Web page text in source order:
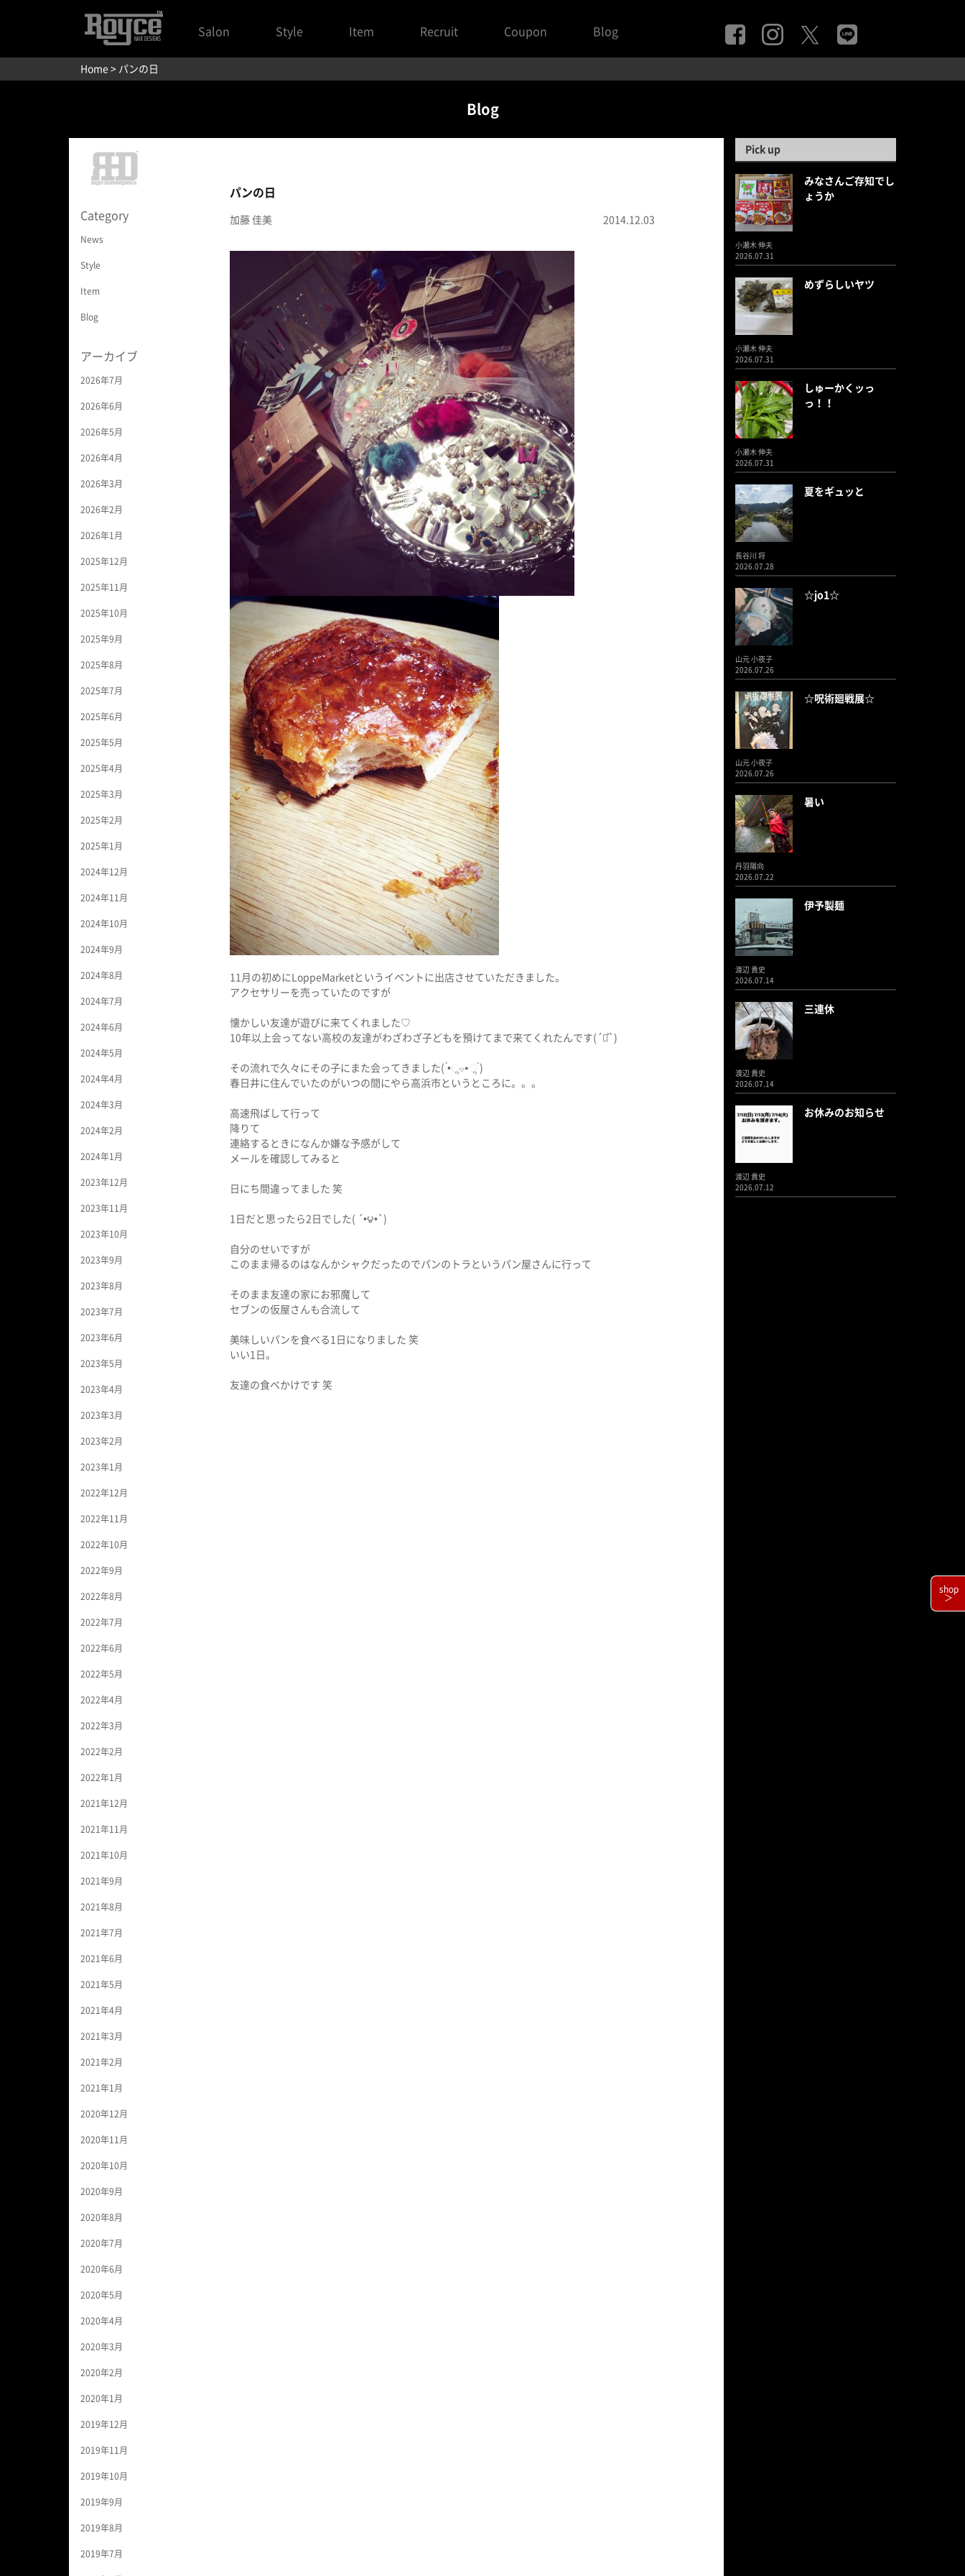
Salon Style Item Recruit Coupon Blog
Home > パンの日
Blog
Category
News
Style
Item
Blog
アーカイブ
2026年7月
2026年6月
2026年5月
2026年4月
2026年3月
2026年2月
2026年1月
2025年12月
2025年11月
2025年10月
2025年9月
2025年8月
2025年7月
2025年6月
2025年5月
2025年4月
2025年3月
2025年2月
2025年1月
2024年12月
2024年11月
2024年10月
2024年9月
2024年8月
2024年7月
2024年6月
2024年5月
2024年4月
2024年3月
2024年2月
2024年1月
2023年12月
2023年11月
2023年10月
2023年9月
2023年8月
2023年7月
2023年6月
2023年5月
2023年4月
2023年3月
2023年2月
2023年1月
2022年12月
2022年11月
2022年10月
2022年9月
2022年8月
2022年7月
2022年6月
2022年5月
2022年4月
2022年3月
2022年2月
2022年1月
2021年12月
2021年11月
2021年10月
2021年9月
2021年8月
2021年7月
2021年6月
2021年5月
2021年4月
2021年3月
2021年2月
2021年1月
2020年12月
2020年11月
2020年10月
2020年9月
2020年8月
2020年7月
2020年6月
2020年5月
2020年4月
2020年3月
2020年2月
2020年1月
2019年12月
2019年11月
2019年10月
2019年9月
2019年8月
2019年7月
パンの日
加藤 佳美 2014.12.03
11月の初めにLoppeMarketというイベントに出店させていただきました。
アクセサリーを売っていたのですが
懐かしい友達が遊びに来てくれました♡
10年以上会ってない高校の友達がわざわざ子どもを預けてまで来てくれたんです(´◡͐`)
その流れで久々にその子にまた会ってきました( ́•ૢ⌔•ૢ ̀)
春日井に住んでいたのがいつの間にやら高浜市というところに。。。
高速飛ばして行って
降りて
連絡するときになんか嫌な予感がして
メールを確認してみると
日にち間違ってました 笑
1日だと思ったら2日でした( ´•౪•`)
自分のせいですが
このまま帰るのはなんかシャクだったのでパンのトラというパン屋さんに行って
そのまま友達の家にお邪魔して
セブンの仮屋さんも合流して
美味しいパンを食べる1日になりました 笑
いい1日。
友達の食べかけです 笑
Pick up
みなさんご存知でし
ょうか
小瀬木 伸夫
2026.07.31
めずらしいヤツ
小瀬木 伸夫
2026.07.31
しゅーかくッっ
っ！！
小瀬木 伸夫
2026.07.31
夏をギュッと
長谷川 将
2026.07.28
☆jo1☆
山元 小夜子
2026.07.26
☆呪術廻戦展☆
山元 小夜子
2026.07.26
暑い
丹羽陽向
2026.07.22
伊予製麺
渡辺 貴史
2026.07.14
三連休
渡辺 貴史
2026.07.14
お休みのお知らせ
渡辺 貴史
2026.07.12
shop
＞